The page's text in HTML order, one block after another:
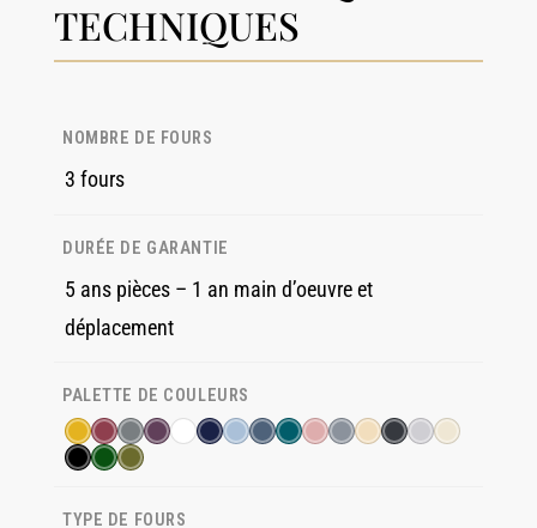
TECHNIQUES
NOMBRE DE FOURS
3 fours
DURÉE DE GARANTIE
5 ans pièces – 1 an main d’oeuvre et
déplacement
PALETTE DE COULEURS
TYPE DE FOURS